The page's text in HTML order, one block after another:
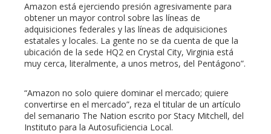
Amazon está ejerciendo presión agresivamente para
obtener un mayor control sobre las líneas de
adquisiciones federales y las líneas de adquisiciones
estatales y locales. La gente no se da cuenta de que la
ubicación de la sede HQ2 en Crystal City, Virginia está
muy cerca, literalmente, a unos metros, del Pentágono”.
“Amazon no solo quiere dominar el mercado; quiere
convertirse en el mercado”, reza el titular de un artículo
del semanario The Nation escrito por Stacy Mitchell, del
Instituto para la Autosuficiencia Local.